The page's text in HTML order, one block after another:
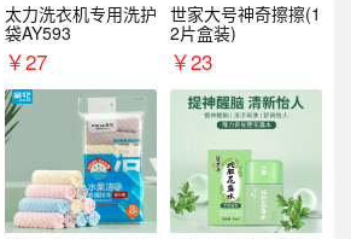
太力洗衣机专用洗护
袋AY593
￥27
世家大号神奇擦擦(1
2片盒装)
￥23